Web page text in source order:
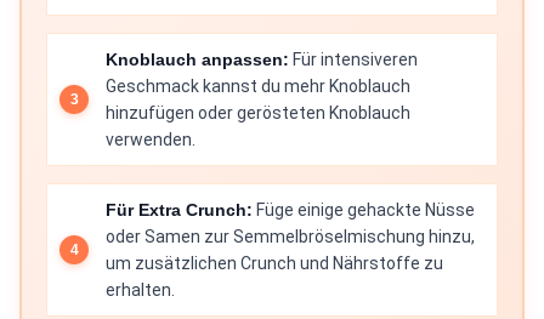
Knoblauch anpassen: Für intensiveren
Geschmack kannst du mehr Knoblauch
hinzufügen oder gerösteten Knoblauch
verwenden.
Für Extra Crunch: Füge einige gehackte Nüsse
oder Samen zur Semmelbröselmischung hinzu,
um zusätzlichen Crunch und Nährstoffe zu
erhalten.